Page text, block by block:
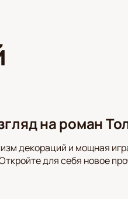
на роман
декораций и мощная
для себя новое